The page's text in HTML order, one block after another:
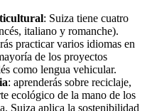
: Suiza tiene cuatro
italiano y romanche).
practicar varios idiomas en
de los proyectos
como lengua vehicular.
: aprenderás sobre reciclaje,
ecológico de la mano de los
Suiza aplica la sostenibilidad